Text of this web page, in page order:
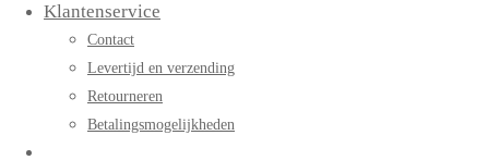
Klantenservice
Contact
Levertijd en verzending
Retourneren
Betalingsmogelijkheden